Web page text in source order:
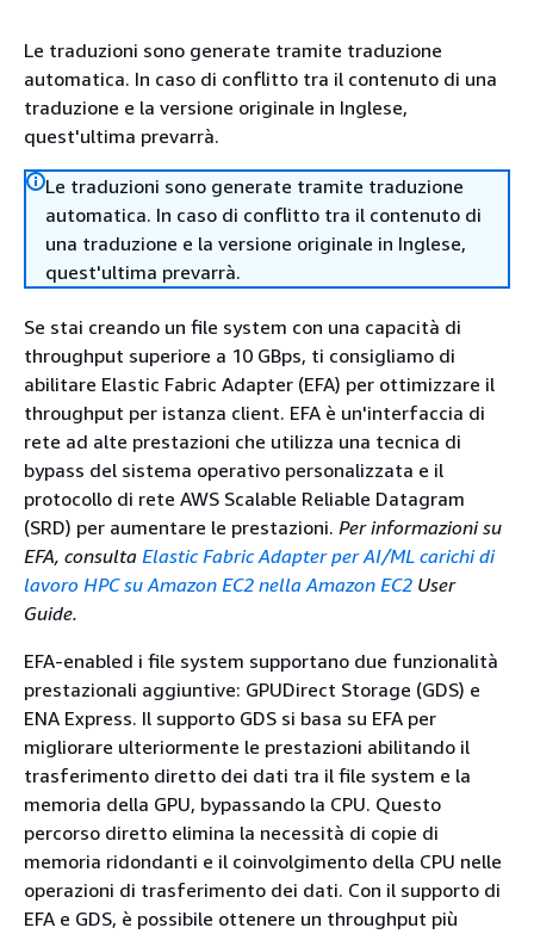
Le traduzioni sono generate tramite traduzione
automatica. In caso di conflitto tra il contenuto di una
traduzione e la versione originale in Inglese,
quest'ultima prevarrà.
Le traduzioni sono generate tramite traduzione
automatica. In caso di conflitto tra il contenuto di
una traduzione e la versione originale in Inglese,
quest'ultima prevarrà.
Se stai creando un file system con una capacità di
throughput superiore a 10 GBps, ti consigliamo di
abilitare Elastic Fabric Adapter (EFA) per ottimizzare il
throughput per istanza client. EFA è un'interfaccia di
rete ad alte prestazioni che utilizza una tecnica di
bypass del sistema operativo personalizzata e il
protocollo di rete AWS Scalable Reliable Datagram
(SRD) per aumentare le prestazioni. Per informazioni su
EFA, consulta Elastic Fabric Adapter per AI/ML carichi di
lavoro HPC su Amazon EC2 nella Amazon EC2 User
Guide.
EFA-enabled i file system supportano due funzionalità
prestazionali aggiuntive: GPUDirect Storage (GDS) e
ENA Express. Il supporto GDS si basa su EFA per
migliorare ulteriormente le prestazioni abilitando il
trasferimento diretto dei dati tra il file system e la
memoria della GPU, bypassando la CPU. Questo
percorso diretto elimina la necessità di copie di
memoria ridondanti e il coinvolgimento della CPU nelle
operazioni di trasferimento dei dati. Con il supporto di
EFA e GDS, è possibile ottenere un throughput più